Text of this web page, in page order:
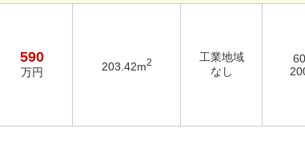
590
万円 203.42m2
工業地域
なし